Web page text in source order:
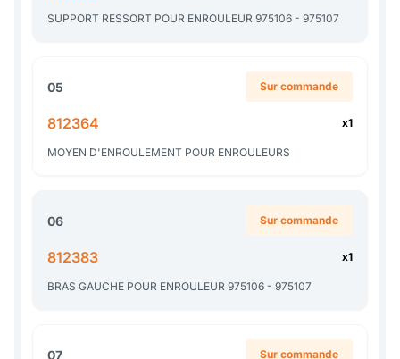
SUPPORT RESSORT POUR ENROULEUR 975106 - 975107
05 Sur commande
812364 x1
MOYEN D'ENROULEMENT POUR ENROULEURS
06 Sur commande
812383 x1
BRAS GAUCHE POUR ENROULEUR 975106 - 975107
07 Sur commande